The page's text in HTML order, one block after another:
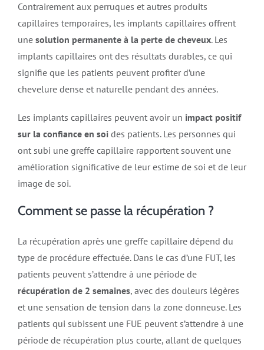
Contrairement aux perruques et autres produits
capillaires temporaires, les implants capillaires offrent
une solution permanente à la perte de cheveux. Les
implants capillaires ont des résultats durables, ce qui
signifie que les patients peuvent profiter d’une
chevelure dense et naturelle pendant des années.
Les implants capillaires peuvent avoir un impact positif
sur la confiance en soi des patients. Les personnes qui
ont subi une greffe capillaire rapportent souvent une
amélioration significative de leur estime de soi et de leur
image de soi.
Comment se passe la récupération ?
La récupération après une greffe capillaire dépend du
type de procédure effectuée. Dans le cas d’une FUT, les
patients peuvent s’attendre à une période de
récupération de 2 semaines, avec des douleurs légères
et une sensation de tension dans la zone donneuse. Les
patients qui subissent une FUE peuvent s’attendre à une
période de récupération plus courte, allant de quelques